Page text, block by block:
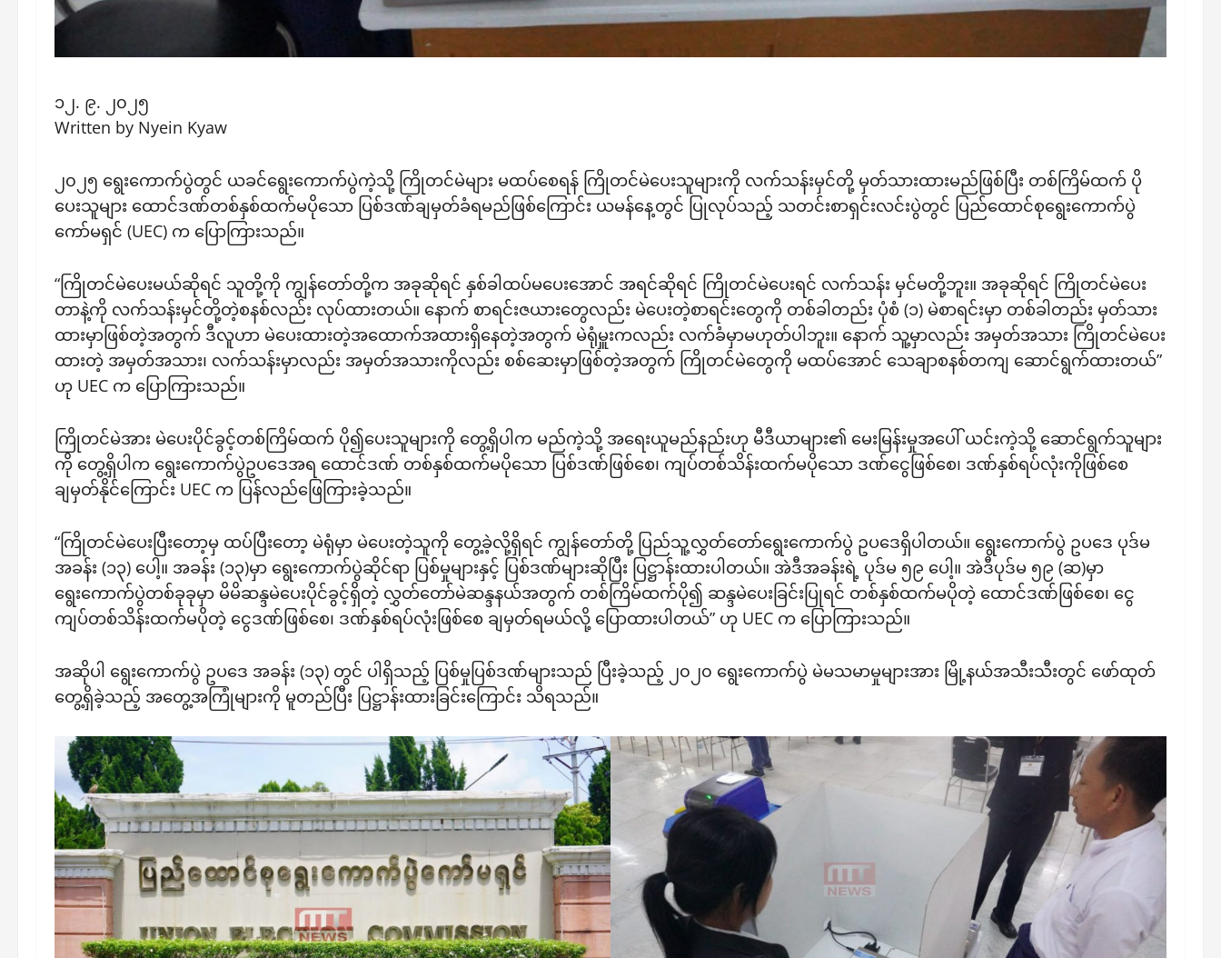
၁၂. ၉. ၂၀၂၅
Written by Nyein Kyaw
၂၀၂၅ ရွေးကောက်ပွဲတွင် ယခင်ရွေးကောက်ပွဲကဲ့သို့ ကြိုတင်မဲများ မထပ်စေရန် ကြိုတင်မဲပေးသူများကို လက်သန်းမှင်တို့ မှတ်သားထားမည်ဖြစ်ပြီး တစ်ကြိမ်ထက် ပို
ပေးသူများ ထောင်ဒဏ်တစ်နှစ်ထက်မပိုသော ပြစ်ဒဏ်ချမှတ်ခံရမည်ဖြစ်ကြောင်း ယမန်နေ့တွင် ပြုလုပ်သည့် သတင်းစာရှင်းလင်းပွဲတွင် ပြည်ထောင်စုရွေးကောက်ပွဲ
ကော်မရှင် (UEC) က ပြောကြားသည်။
“ကြိုတင်မဲပေးမယ်ဆိုရင် သူတို့ကို ကျွန်တော်တို့က အခုဆိုရင် နှစ်ခါထပ်မပေးအောင် အရင်ဆိုရင် ကြိုတင်မဲပေးရင် လက်သန်း မှင်မတို့ဘူး။ အခုဆိုရင် ကြိုတင်မဲပေး
တာနဲ့ကို လက်သန်းမှင်တို့တဲ့စနစ်လည်း လုပ်ထားတယ်။ နောက် စာရင်းဇယားတွေလည်း မဲပေးတဲ့စာရင်းတွေကို တစ်ခါတည်း ပုံစံ (၁) မဲစာရင်းမှာ တစ်ခါတည်း မှတ်သား
ထားမှာဖြစ်တဲ့အတွက် ဒီလူဟာ မဲပေးထားတဲ့အထောက်အထားရှိနေတဲ့အတွက် မဲရုံမှူးကလည်း လက်ခံမှာမဟုတ်ပါဘူး။ နောက် သူ့မှာလည်း အမှတ်အသား ကြိုတင်မဲပေး
ထားတဲ့ အမှတ်အသား၊ လက်သန်းမှာလည်း အမှတ်အသားကိုလည်း စစ်ဆေးမှာဖြစ်တဲ့အတွက် ကြိုတင်မဲတွေကို မထပ်အောင် သေချာစနစ်တကျ ဆောင်ရွက်ထားတယ်”
ဟု UEC က ပြောကြားသည်။
ကြိုတင်မဲအား မဲပေးပိုင်ခွင့်တစ်ကြိမ်ထက် ပို၍ပေးသူများကို တွေ့ရှိပါက မည်ကဲ့သို့ အရေးယူမည်နည်းဟု မီဒီယာများ၏ မေးမြန်းမှုအပေါ် ယင်းကဲ့သို့ ဆောင်ရွက်သူများ
ကို တွေ့ရှိပါက ရွေးကောက်ပွဲဥပဒေအရ ထောင်ဒဏ် တစ်နှစ်ထက်မပိုသော ပြစ်ဒဏ်ဖြစ်စေ၊ ကျပ်တစ်သိန်းထက်မပိုသော ဒဏ်ငွေဖြစ်စေ၊ ဒဏ်နှစ်ရပ်လုံးကိုဖြစ်စေ
ချမှတ်နိုင်ကြောင်း UEC က ပြန်လည်ဖြေကြားခဲ့သည်။
“ကြိုတင်မဲပေးပြီးတော့မှ ထပ်ပြီးတော့ မဲရုံမှာ မဲပေးတဲ့သူကို တွေ့ခဲ့လို့ရှိရင် ကျွန်တော်တို့ ပြည်သူ့လွှတ်တော်ရွေးကောက်ပွဲ ဥပဒေရှိပါတယ်။ ရွေးကောက်ပွဲ ဥပဒေ ပုဒ်မ
အခန်း (၁၃) ပေါ့။ အခန်း (၁၃)မှာ ရွေးကောက်ပွဲဆိုင်ရာ ပြစ်မှုများနှင့် ပြစ်ဒဏ်များဆိုပြီး ပြဋ္ဌာန်းထားပါတယ်။ အဲဒီအခန်းရဲ့ ပုဒ်မ ၅၉ ပေါ့။ အဲဒီပုဒ်မ ၅၉ (ဆ)မှာ
ရွေးကောက်ပွဲတစ်ခုခုမှာ မိမိဆန္ဒမဲပေးပိုင်ခွင့်ရှိတဲ့ လွှတ်တော်မဲဆန္ဒနယ်အတွက် တစ်ကြိမ်ထက်ပို၍ ဆန္ဒမဲပေးခြင်းပြုရင် တစ်နှစ်ထက်မပိုတဲ့ ထောင်ဒဏ်ဖြစ်စေ၊ ငွေ
ကျပ်တစ်သိန်းထက်မပိုတဲ့ ငွေဒဏ်ဖြစ်စေ၊ ဒဏ်နှစ်ရပ်လုံးဖြစ်စေ ချမှတ်ရမယ်လို့ ပြောထားပါတယ်” ဟု UEC က ပြောကြားသည်။
အဆိုပါ ရွေးကောက်ပွဲ ‌ဥပဒေ အခန်း (၁၃) တွင် ပါရှိသည့် ပြစ်မှုပြစ်ဒဏ်များသည် ပြီးခဲ့သည့် ၂၀၂၀ ရွေးကောက်ပွဲ မဲမသမာမှုများအား မြို့နယ်အသီးသီးတွင် ဖော်ထုတ်
တွေ့ရှိခဲ့သည့် အတွေ့အကြုံများကို မူတည်ပြီး ပြဋ္ဌာန်းထားခြင်းကြောင်း သိရသည်။